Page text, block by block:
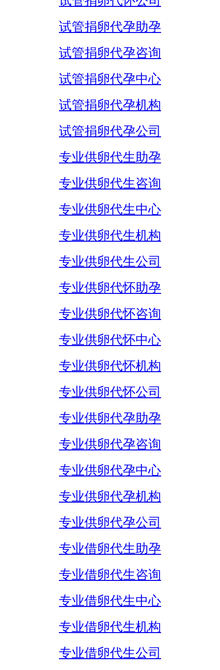
试管捐卵代孕助孕
试管捐卵代孕咨询
试管捐卵代孕中心
试管捐卵代孕机构
试管捐卵代孕公司
专业供卵代生助孕
专业供卵代生咨询
专业供卵代生中心
专业供卵代生机构
专业供卵代生公司
专业供卵代怀助孕
专业供卵代怀咨询
专业供卵代怀中心
专业供卵代怀机构
专业供卵代怀公司
专业供卵代孕助孕
专业供卵代孕咨询
专业供卵代孕中心
专业供卵代孕机构
专业供卵代孕公司
专业借卵代生助孕
专业借卵代生咨询
专业借卵代生中心
专业借卵代生机构
专业借卵代生公司